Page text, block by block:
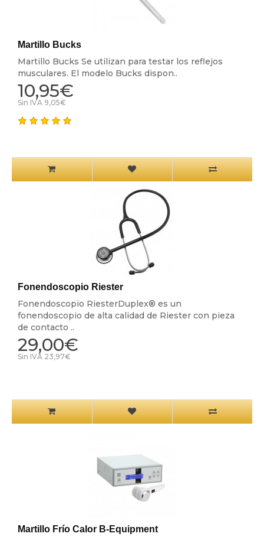
Martillo Bucks
Martillo Bucks Se utilizan para testar los reflejos
musculares. El modelo Bucks dispon..
10,95€
Sin IVA 9,05€
Fonendoscopio Riester
Fonendoscopio RiesterDuplex® es un
fonendoscopio de alta calidad de Riester con pieza
de contacto ..
29,00€
Sin IVA 23,97€
Martillo Frío Calor B-Equipment